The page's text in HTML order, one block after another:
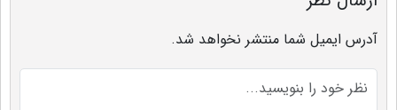
آدرس ایمیل شما منتشر نخواهد شد.